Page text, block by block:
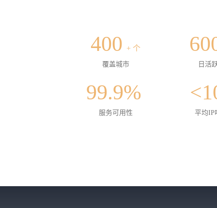
400 + 个
覆盖城市 日活
99.9%
服务可用性 平均IP